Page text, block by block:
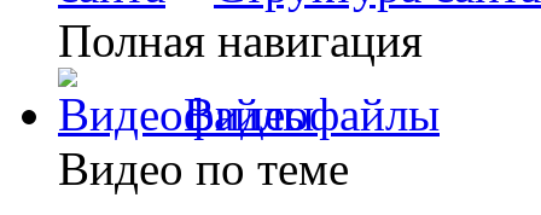
Полная навигация
Видеофайлы
Видео по теме